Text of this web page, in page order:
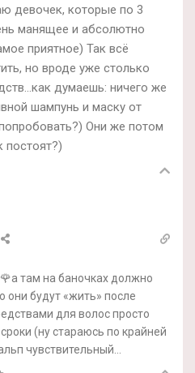
девочек, которые по 3
манящее и абсолютно
приятное) Так всё
но вроде уже столько
думаешь: ничего же
шампунь и маску от
Они же потом
постоят?)
там на баночках должно
они будут «жить» после
для волос просто
(ну стараюсь по крайней
чувствительный…